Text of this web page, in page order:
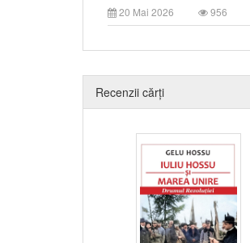
20 Mai 2026 956
Recenzii cărți